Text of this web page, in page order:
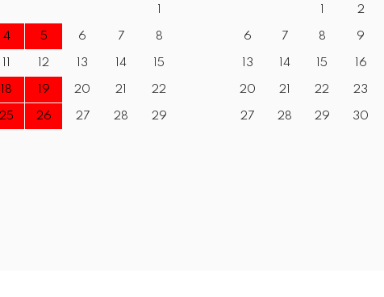
4 5 6 7 8
12 13 14 15
18 19 20 21 22
25 26 27 28 29
2
6 7 8 9
13 14 15 16
20 21 22 23
27 28 29 30